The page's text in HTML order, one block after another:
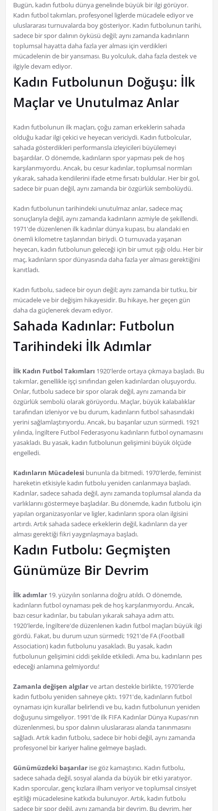
Bugün, kadın futbolu dünya genelinde büyük bir ilgi görüyor.
Kadın futbol takımları, profesyonel liglerde mücadele ediyor ve
uluslararası turnuvalarda boy gösteriyor. Kadın futbolunun tarihi,
sadece bir spor dalının öyküsü değil; aynı zamanda kadınların
toplumsal hayatta daha fazla yer alması için verdikleri
mücadelenin de bir yansıması. Bu yolculuk, daha fazla destek ve
ilgiyle devam ediyor.
Kadın Futbolunun Doğuşu: İlk
Maçlar ve Unutulmaz Anlar
Kadın futbolunun ilk maçları, çoğu zaman erkeklerin sahada
olduğu kadar ilgi çekici ve heyecan vericiydi. Kadın futbolcular,
sahada gösterdikleri performansla izleyicileri büyülemeyi
başardılar. O dönemde, kadınların spor yapması pek de hoş
karşılanmıyordu. Ancak, bu cesur kadınlar, toplumsal normları
yıkarak, sahada kendilerini ifade etme fırsatı buldular. Her bir gol,
sadece bir puan değil, aynı zamanda bir özgürlük sembolüydü.
Kadın futbolunun tarihindeki unutulmaz anlar, sadece maç
sonuçlarıyla değil, aynı zamanda kadınların azmiyle de şekillendi.
1971'de düzenlenen ilk kadınlar dünya kupası, bu alandaki en
önemli kilometre taşlarından biriydi. O turnuvada yaşanan
heyecan, kadın futbolunun geleceği için bir umut ışığı oldu. Her bir
maç, kadınların spor dünyasında daha fazla yer alması gerektiğini
kanıtladı.
Kadın futbolu, sadece bir oyun değil; aynı zamanda bir tutku, bir
mücadele ve bir değişim hikayesidir. Bu hikaye, her geçen gün
daha da güçlenerek devam ediyor.
Sahada Kadınlar: Futbolun
Tarihindeki İlk Adımlar
İlk Kadın Futbol Takımları 1920'lerde ortaya çıkmaya başladı. Bu
takımlar, genellikle işçi sınıfından gelen kadınlardan oluşuyordu.
Onlar, futbolu sadece bir spor olarak değil, aynı zamanda bir
özgürlük sembolü olarak görüyordu. Maçlar, büyük kalabalıklar
tarafından izleniyor ve bu durum, kadınların futbol sahasındaki
yerini sağlamlaştırıyordu. Ancak, bu başarılar uzun sürmedi. 1921
yılında, İngiltere Futbol Federasyonu kadınların futbol oynamasını
yasakladı. Bu yasak, kadın futbolunun gelişimini büyük ölçüde
engelledi.
Kadınların Mücadelesi bununla da bitmedi. 1970'lerde, feminist
hareketin etkisiyle kadın futbolu yeniden canlanmaya başladı.
Kadınlar, sadece sahada değil, aynı zamanda toplumsal alanda da
varlıklarını göstermeye başladılar. Bu dönemde, kadın futbolu için
yapılan organizasyonlar ve ligler, kadınların spora olan ilgisini
artırdı. Artık sahada sadece erkeklerin değil, kadınların da yer
alması gerektiği fikri yaygınlaşmaya başladı.
Kadın Futbolu: Geçmişten
Günümüze Bir Devrim
İlk adımlar19. yüzyılın sonlarına doğru atıldı. O dönemde,
kadınların futbol oynaması pek de hoş karşılanmıyordu. Ancak,
bazı cesur kadınlar, bu tabuları yıkarak sahaya adım attı.
1920'lerde, İngiltere'de düzenlenen kadın futbol maçları büyük ilgi
gördü. Fakat, bu durum uzun sürmedi; 1921'de FA (Football
Association) kadın futbolunu yasakladı. Bu yasak, kadın
futbolunun gelişimini ciddi şekilde etkiledi. Ama bu, kadınların pes
edeceği anlamına gelmiyordu!
Zamanla değişen algılarve artan destekle birlikte, 1970'lerde
kadın futbolu yeniden sahneye çıktı. 1971'de, kadınların futbol
oynaması için kurallar belirlendi ve bu, kadın futbolunun yeniden
doğuşunu simgeliyor. 1991'de ilk FIFA Kadınlar Dünya Kupası'nın
düzenlenmesi, bu spor dalının uluslararası alanda tanınmasını
sağladı. Artık kadın futbolu, sadece bir hobi değil, aynı zamanda
profesyonel bir kariyer haline gelmeye başladı.
Günümüzdeki başarılarise göz kamaştırıcı. Kadın futbolu,
sadece sahada değil, sosyal alanda da büyük bir etki yaratıyor.
Kadın sporcular, genç kızlara ilham veriyor ve toplumsal cinsiyet
eşitliği mücadelesine katkıda bulunuyor. Artık, kadın futbolu
sadece bir spor değil, aynı zamanda bir devrim. Bu devrim, her